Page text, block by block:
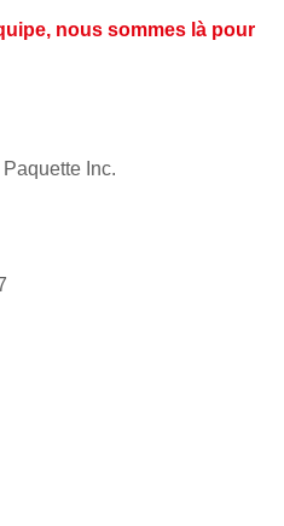
nous sommes là pour
Inc.